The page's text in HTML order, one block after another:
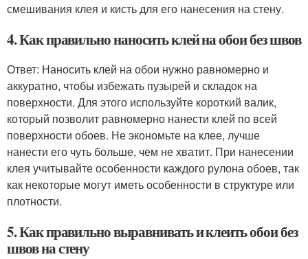
смешивания клея и кисть для его нанесения на стену.
4. Как правильно наносить клей на обои без швов
Ответ: Наносить клей на обои нужно равномерно и
аккуратно, чтобы избежать пузырей и складок на
поверхности. Для этого используйте короткий валик,
который позволит равномерно нанести клей по всей
поверхности обоев. Не экономьте на клее, лучше
нанести его чуть больше, чем не хватит. При нанесении
клея учитывайте особенности каждого рулона обоев, так
как некоторые могут иметь особенности в структуре или
плотности.
5. Как правильно выравнивать и клеить обои без
швов на стену